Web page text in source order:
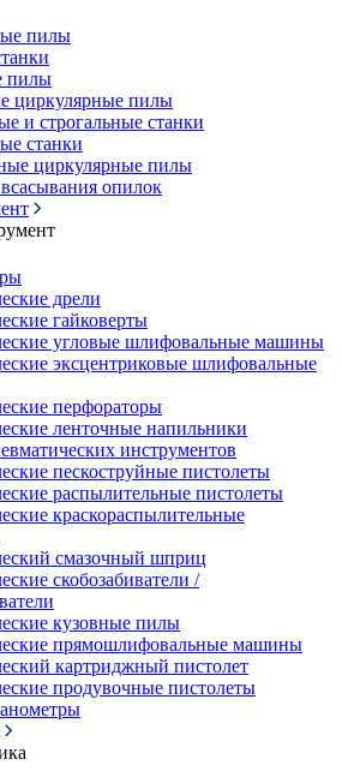
пилы
пилы
циркулярные пилы
и строгальные станки
станки
циркулярные пилы
опилок
дрели
гайковерты
угловые шлифовальные машины
эксцентриковые шлифовальные
перфораторы
ленточные напильники
инструментов
пескоструйные пистолеты
распылительные пистолеты
краскораспылительные
смазочный шприц
скобозабиватели /
кузовные пилы
прямошлифовальные машины
картриджный пистолет
продувочные пистолеты